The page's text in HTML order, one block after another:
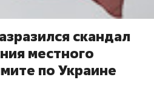
скандал
местного
по Украине